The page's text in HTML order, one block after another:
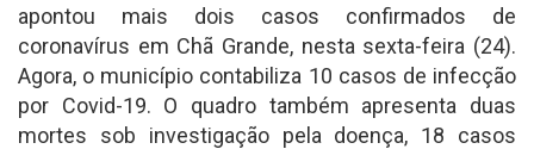
apontou mais dois casos confirmados de
coronavírus em Chã Grande, nesta sexta-feira (24).
Agora, o município contabiliza 10 casos de infecção
por Covid-19. O quadro também apresenta duas
mortes sob investigação pela doença, 18 casos